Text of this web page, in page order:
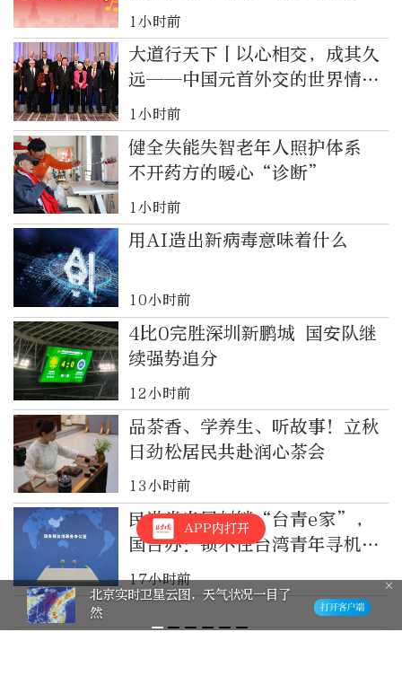
什刹海
1小时前
大道行天下丨以心相交，成其久
远——中国元首外交的世界情怀
与大国气派
1小时前
健全失能失智老年人照护体系
不开药方的暖心“诊断”
1小时前
用AI造出新病毒意味着什么
10小时前
4比0完胜深圳新鹏城 国安队继
续强势追分
12小时前
品茶香、学养生、听故事！立秋
日劲松居民共赴润心茶会
13小时前
民进党当局封锁“台青e家”，
国台办：锁不住台湾青年寻机遇
求发展的心
17小时前
APP内打开
北京实时卫星云图，天气状况一目了
然